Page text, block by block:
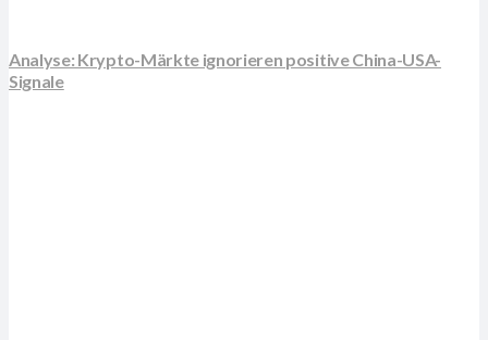
Analyse: Krypto-Märkte ignorieren positive China-USA-
Signale